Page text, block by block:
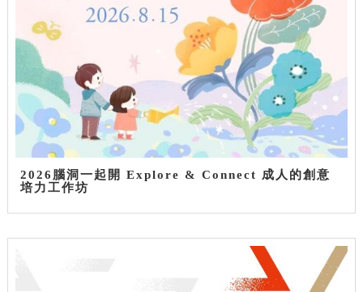
2026腦洞一起開 Explore & Connect 成人的創意
培力工作坊